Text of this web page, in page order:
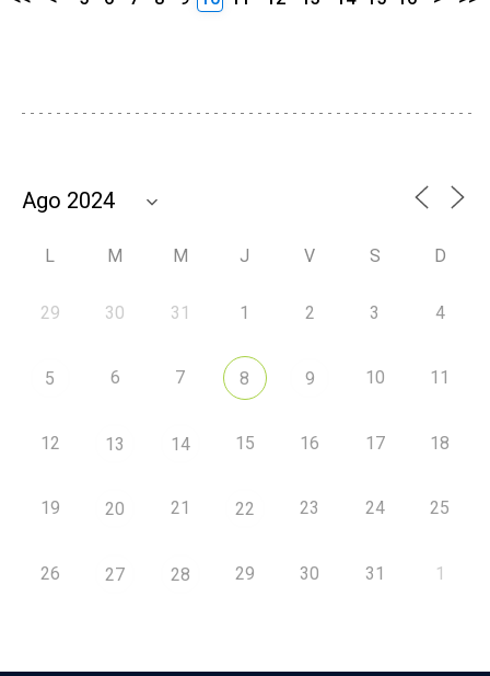
L M M J V S D
29 30 31 1 2 3 4
5 6 7 8 9 10 11
12 13 14 15 16 17 18
19 20 21 22 23 24 25
26 27 28 29 30 31 1